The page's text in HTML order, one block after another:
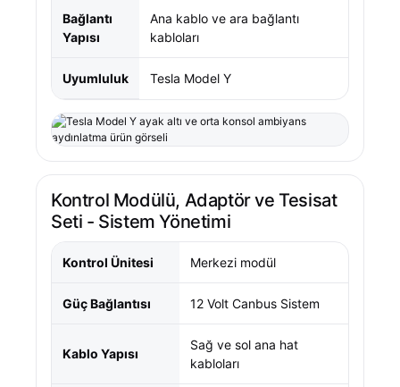
Bağlantı
Yapısı
Ana kablo ve ara bağlantı
kabloları
Uyumluluk Tesla Model Y
Kontrol Modülü, Adaptör ve Tesisat
Seti - Sistem Yönetimi
Kontrol Ünitesi Merkezi modül
Güç Bağlantısı 12 Volt Canbus Sistem
Kablo Yapısı
Sağ ve sol ana hat
kabloları